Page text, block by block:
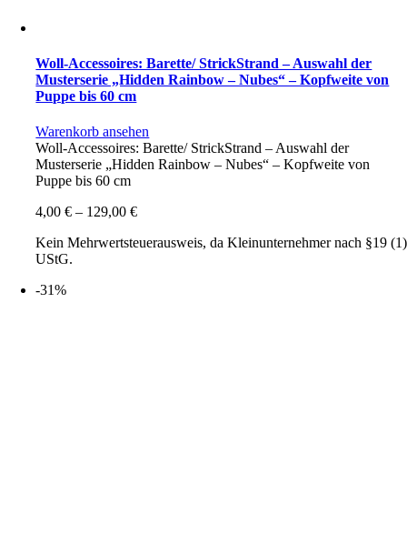
Woll-Accessoires: Barette/ StrickStrand – Auswahl der
Musterserie „Hidden Rainbow – Nubes“ – Kopfweite von
Puppe bis 60 cm
Warenkorb ansehen
Woll-Accessoires: Barette/ StrickStrand – Auswahl der
Musterserie „Hidden Rainbow – Nubes“ – Kopfweite von
Puppe bis 60 cm
4,00€ – 129,00€
Kein Mehrwertsteuerausweis, da Kleinunternehmer nach §19 (1)
UStG.
-31%